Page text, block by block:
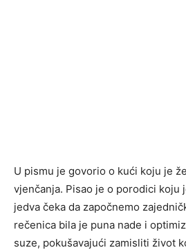
U pismu je govorio o kući koju je
vjenčanja. Pisao je o porodici koju
jedva čeka da započnemo
rečenica bila je puna nade i
suze, pokušavajući zamisliti život